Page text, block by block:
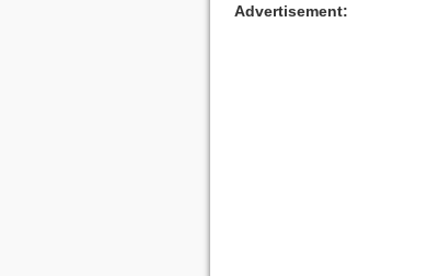
Advertisement: